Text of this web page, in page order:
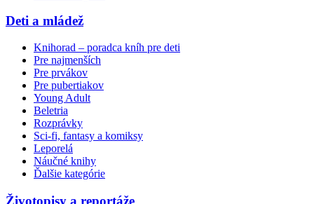
Deti a mládež
Knihorad – poradca kníh pre deti
Pre najmenších
Pre prvákov
Pre pubertiakov
Young Adult
Beletria
Rozprávky
Sci-fi, fantasy a komiksy
Leporelá
Náučné knihy
Ďalšie kategórie
Životopisy a reportáže